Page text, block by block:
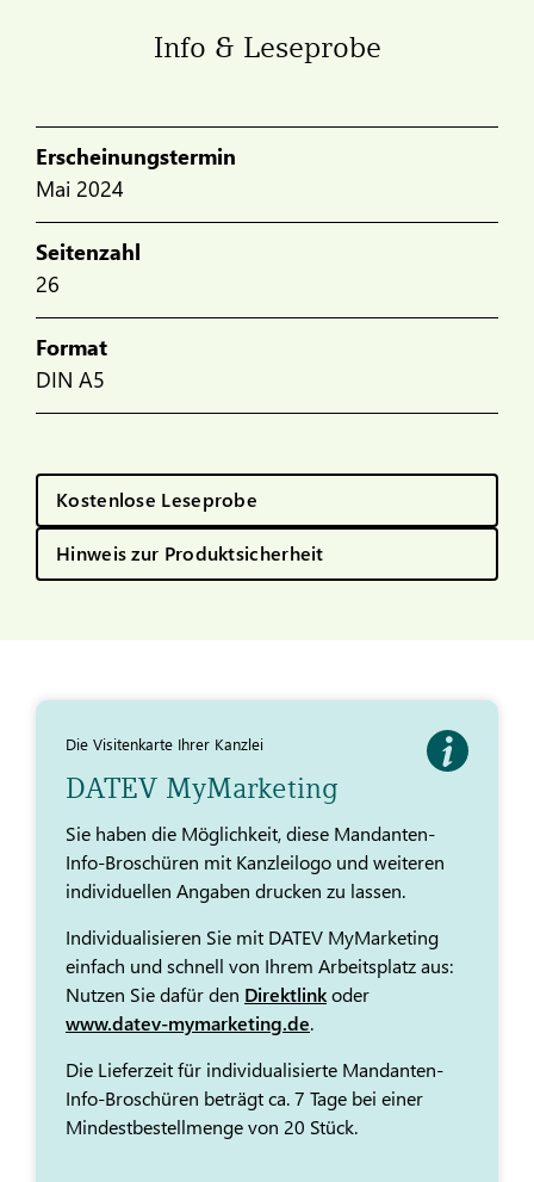
Info & Leseprobe
Erscheinungstermin
Mai 2024
Seitenzahl
26
Format
DIN A5
Kostenlose Leseprobe
Hinweis zur Produktsicherheit
Die Visitenkarte Ihrer Kanzlei
DATEV MyMarketing
Sie haben die Möglichkeit, diese Mandanten-
Info-Broschüren mit Kanzleilogo und weiteren
individuellen Angaben drucken zu lassen.
Individualisieren Sie mit DATEV MyMarketing
einfach und schnell von Ihrem Arbeitsplatz aus:
Nutzen Sie dafür den Direktlinkoder
www.datev-mymarketing.de.
Die Lieferzeit für individualisierte Mandanten-
Info-Broschüren beträgt ca. 7 Tage bei einer
Mindestbestellmenge von 20 Stück.